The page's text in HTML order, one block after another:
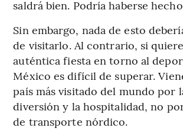
saldrá bien. Podría haberse
Sin embargo, nada de esto
de visitarlo. Al contrario, si
auténtica fiesta en torno al
México es difícil de superar.
país más visitado del mundo por
diversión y la hospitalidad, no
de transporte nórdico.